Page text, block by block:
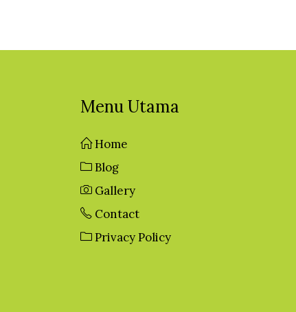
Menu Utama
Home
Blog
Gallery
Contact
Privacy Policy